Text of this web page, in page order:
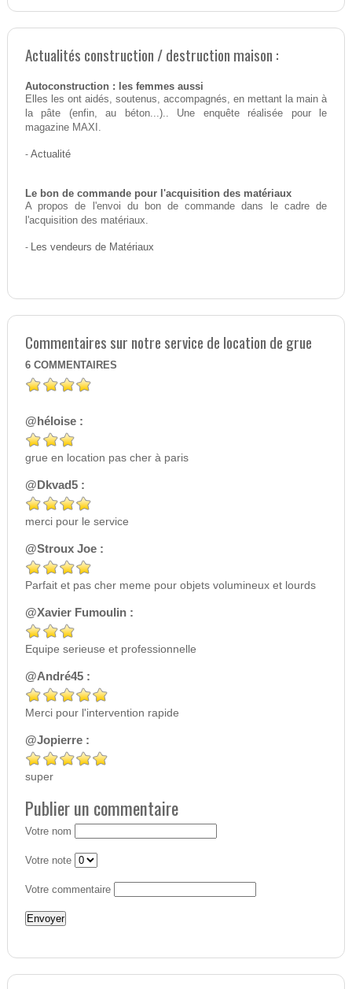
Actualités construction / destruction maison :
Autoconstruction : les femmes aussi
Elles les ont aidés, soutenus, accompagnés, en mettant la main à
la pâte (enfin, au béton...).. Une enquête réalisée pour le
magazine MAXI.
- Actualité
Le bon de commande pour l'acquisition des matériaux
A propos de l'envoi du bon de commande dans le cadre de
l'acquisition des matériaux.
- Les vendeurs de Matériaux
Commentaires sur notre service de location de grue
6 COMMENTAIRES
@héloise :
grue en location pas cher à paris
@Dkvad5 :
merci pour le service
@Stroux Joe :
Parfait et pas cher meme pour objets volumineux et lourds
@Xavier Fumoulin :
Equipe serieuse et professionnelle
@André45 :
Merci pour l'intervention rapide
@Jopierre :
super
Publier un commentaire
Votre nom
Votre note
Votre commentaire